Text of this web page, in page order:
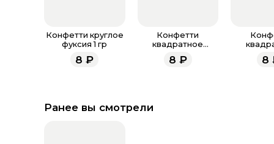
Конфетти круглое
фуксия 1 гр
8 ₽
Конфетти
квадратное
8 ₽ 8
Ранее вы смотрели